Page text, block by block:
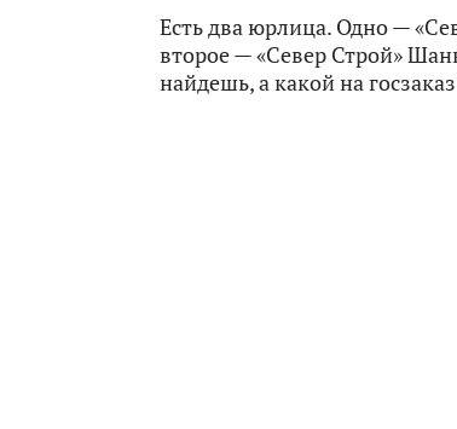
Есть два юрлица. Одно —
второе — «Север Строй»
найдешь, а какой на